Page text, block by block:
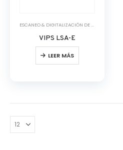
ESCANEO & DIGITALIZACIÓN DE DOCUMENTOS
VIPS LSA-E
LEER MÁS